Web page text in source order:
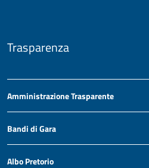
Trasparenza
Amministrazione Trasparente
Bandi di Gara
Albo Pretorio